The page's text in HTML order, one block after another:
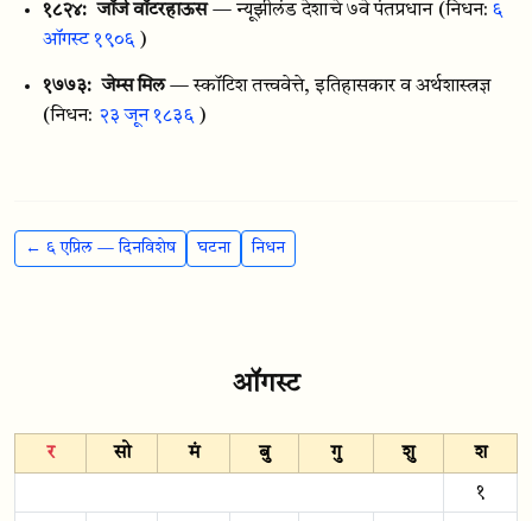
१८२४: जॉर्ज वॉटरहाऊस — न्यूझीलंड देशाचे ७वे पंतप्रधान (निधन:६
ऑगस्ट १९०६)
१७७३: जेम्स मिल — स्कॉटिश तत्त्ववेत्ते, इतिहासकार व अर्थशास्त्रज्ञ
(निधन: २३ जून १८३६)
← ६ एप्रिल — दिनविशेष घटना निधन
ऑगस्ट
र सो मं बु गु शु श
१